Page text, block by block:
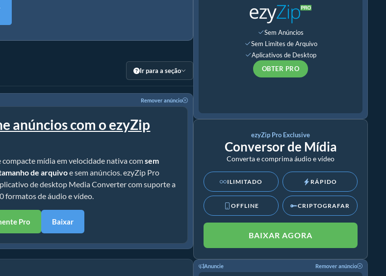
Ir para a seção
Remover anúncio
anúncios com o ezyZip
compacte mídia em velocidade nativa comsem
de arquivoe sem anúncios. ezyZip Pro
de desktop Media Converter com suporte a
formatos de áudio e vídeo.
Pro Baixar
Sem Anúncios
Sem Limites de Arquivo
Aplicativos de Desktop
OBTER PRO
ezyZip Pro Exclusive
Conversor de Mídia
Converta e comprima áudio e vídeo
ILIMITADO RÁPIDO
OFFLINE CRIPTOGRAFAR
BAIXAR AGORA
Anuncie Remover anúncio